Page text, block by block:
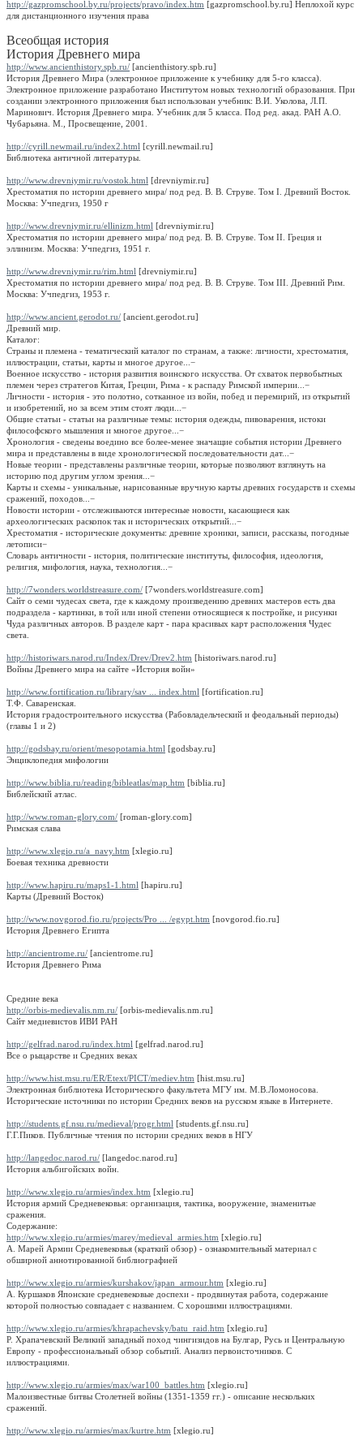
http://gazpromschool.by.ru/projects/pravo/index.htm [gazpromschool.by.ru] Неплохой курс
для дистанционного изучения права
Всеобщая история
История Древнего мира
http://www.ancienthistory.spb.ru/ [ancienthistory.spb.ru]
История Древнего Мира (электронное приложение к учебнику для 5-го класса).
Электронное приложение разработано Институтом новых технологий образования. При
создании электронного приложения был использован учебник: В.И. Уколова, Л.П.
Маринович. История Древнего мира. Учебник для 5 класса. Под ред. акад. РАН А.О.
Чубарьяна. М., Просвещение, 2001.
http://cyrill.newmail.ru/index2.html [cyrill.newmail.ru]
Библиотека античной литературы.
http://www.drevniymir.ru/vostok.html [drevniymir.ru]
Хрестоматия по истории древнего мира/ под ред. В. В. Струве. Том I. Древний Восток.
Москва: Учпедгиз, 1950 г
http://www.drevniymir.ru/ellinizm.html [drevniymir.ru]
Хрестоматия по истории древнего мира/ под ред. В. В. Струве. Том II. Греция и
эллинизм. Москва: Учпедгиз, 1951 г.
http://www.drevniymir.ru/rim.html [drevniymir.ru]
Хрестоматия по истории древнего мира/ под ред. В. В. Струве. Том III. Древний Рим.
Москва: Учпедгиз, 1953 г.
http://www.ancient.gerodot.ru/ [ancient.gerodot.ru]
Древний мир.
Каталог:
Страны и племена - тематический каталог по странам, а также: личности, хрестоматия,
иллюстрации, статьи, карты и многое другое... −
Военное искусство - история развития воинского искусства. От схваток первобытных
племен через стратегов Китая, Греции, Рима - к распаду Римской империи... −
Личности - история - это полотно, сотканное из войн, побед и перемирий, из открытий
и изобретений, но за всем этим стоят люди... −
Общие статьи - статьи на различные темы: история одежды, пивоварения, истоки
философского мышления и многое другое... −
Хронология - сведены воедино все более-менее значащие события истории Древнего
мира и представлены в виде хронологической последовательности дат... −
Новые теории - представлены различные теории, которые позволяют взглянуть на
историю под другим углом зрения... −
Карты и схемы - уникальные, нарисованные вручную карты древних государств и схемы
сражений, походов... −
Новости истории - отслеживаются интересные новости, касающиеся как
археологических раскопок так и исторических открытий... −
Хрестоматия - исторические документы: древние хроники, записи, рассказы, погодные
летописи−
Словарь античности - история, политические институты, философия, идеология,
религия, мифология, наука, технология... −
http://7wonders.worldstreasure.com/ [7wonders.worldstreasure.com]
Сайт о семи чудесах света, где к каждому произведению древних мастеров есть два
подраздела - картинки, в той или иной степени относящиеся к постройке, и рисунки
Чуда различных авторов. В разделе карт - пара красивых карт расположения Чудес
света.
http://historiwars.narod.ru/Index/Drev/Drev2.htm [historiwars.narod.ru]
Войны Древнего мира на сайте «История войн»
http://www.fortification.ru/library/sav ... index.html [fortification.ru]
Т.Ф. Саваренская.
История градостроительного искусства (Рабовладельческий и феодальный периоды)
(главы 1 и 2)
http://godsbay.ru/orient/mesopotamia.html [godsbay.ru]
Энциклопедия мифологии
http://www.biblia.ru/reading/bibleatlas/map.htm [biblia.ru]
Библейский атлас.
http://www.roman-glory.com/ [roman-glory.com]
Римская слава
http://www.xlegio.ru/a_navy.htm [xlegio.ru]
Боевая техника древности
http://www.hapiru.ru/maps1-1.html [hapiru.ru]
Карты (Древний Восток)
http://www.novgorod.fio.ru/projects/Pro ... /egypt.htm [novgorod.fio.ru]
История Древнего Египта
http://ancientrome.ru/ [ancientrome.ru]
История Древнего Рима
Средние века
http://orbis-medievalis.nm.ru/ [orbis-medievalis.nm.ru]
Сайт медиевистов ИВИ РАН
http://gelfrad.narod.ru/index.html [gelfrad.narod.ru]
Все о рыцарстве и Средних веках
http://www.hist.msu.ru/ER/Etext/PICT/mediev.htm [hist.msu.ru]
Электронная библиотека Исторического факультета МГУ им. М.В.Ломоносова.
Исторические источники по истории Средних веков на русском языке в Интернете.
http://students.gf.nsu.ru/medieval/progr.html [students.gf.nsu.ru]
Г.Г.Пиков. Публичные чтения по истории средних веков в НГУ
http://langedoc.narod.ru/ [langedoc.narod.ru]
История альбигойских войн.
http://www.xlegio.ru/armies/index.htm [xlegio.ru]
История армий Средневековья: организация, тактика, вооружение, знаменитые
сражения.
Содержание:
http://www.xlegio.ru/armies/marey/medieval_armies.htm [xlegio.ru]
А. Марей Армии Средневековья (краткий обзор) - ознакомительный материал с
обширной аннотированной библиографией
http://www.xlegio.ru/armies/kurshakov/japan_armour.htm [xlegio.ru]
А. Куршаков Японские средневековые доспехи - продвинутая работа, содержание
которой полностью совпадает с названием. С хорошими иллюстрациями.
http://www.xlegio.ru/armies/khrapachevsky/batu_raid.htm [xlegio.ru]
Р. Храпачевский Великий западный поход чингизидов на Булгар, Русь и Центральную
Европу - профессиональный обзор событий. Анализ первоисточников. С
иллюстрациями.
http://www.xlegio.ru/armies/max/war100_battles.htm [xlegio.ru]
Малоизвестные битвы Столетней войны (1351-1359 гг.) - описание нескольких
сражений.
http://www.xlegio.ru/armies/max/kurtre.htm [xlegio.ru]